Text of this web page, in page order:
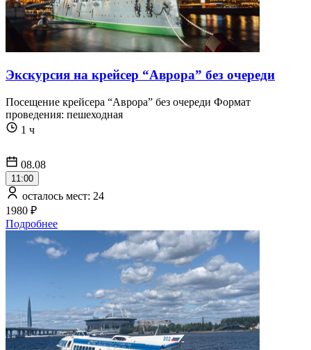
Экскурсия на крейсер “Аврора” без очереди
Посещение крейсера “Аврора” без очереди Формат
проведения: пешеходная
1 ч
08.08
11:00
осталось мест: 24
1980 ₽
Подробнее